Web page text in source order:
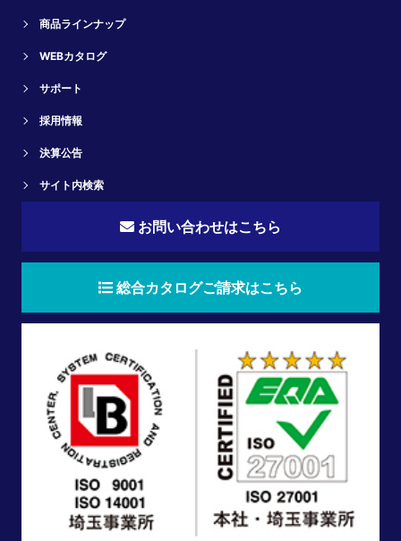
商品ラインナップ
WEBカタログ
サポート
採用情報
決算公告
サイト内検索
お問い合わせはこちら
総合カタログご請求はこちら